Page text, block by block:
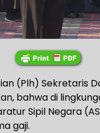
(Plh) Sekretaris
bahwa di
Sipil Negara
gaji.